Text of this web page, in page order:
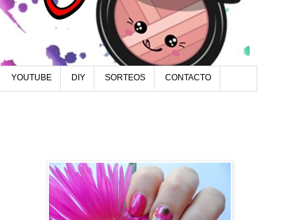
YOUTUBE DIY SORTEOS CONTACTO